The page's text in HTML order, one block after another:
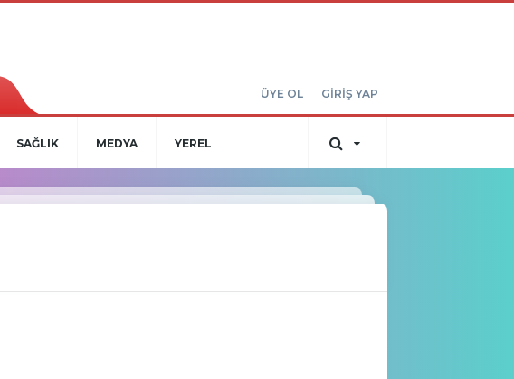
ÜYE OL GİRİŞ YAP
SAĞLIK MEDYA YEREL